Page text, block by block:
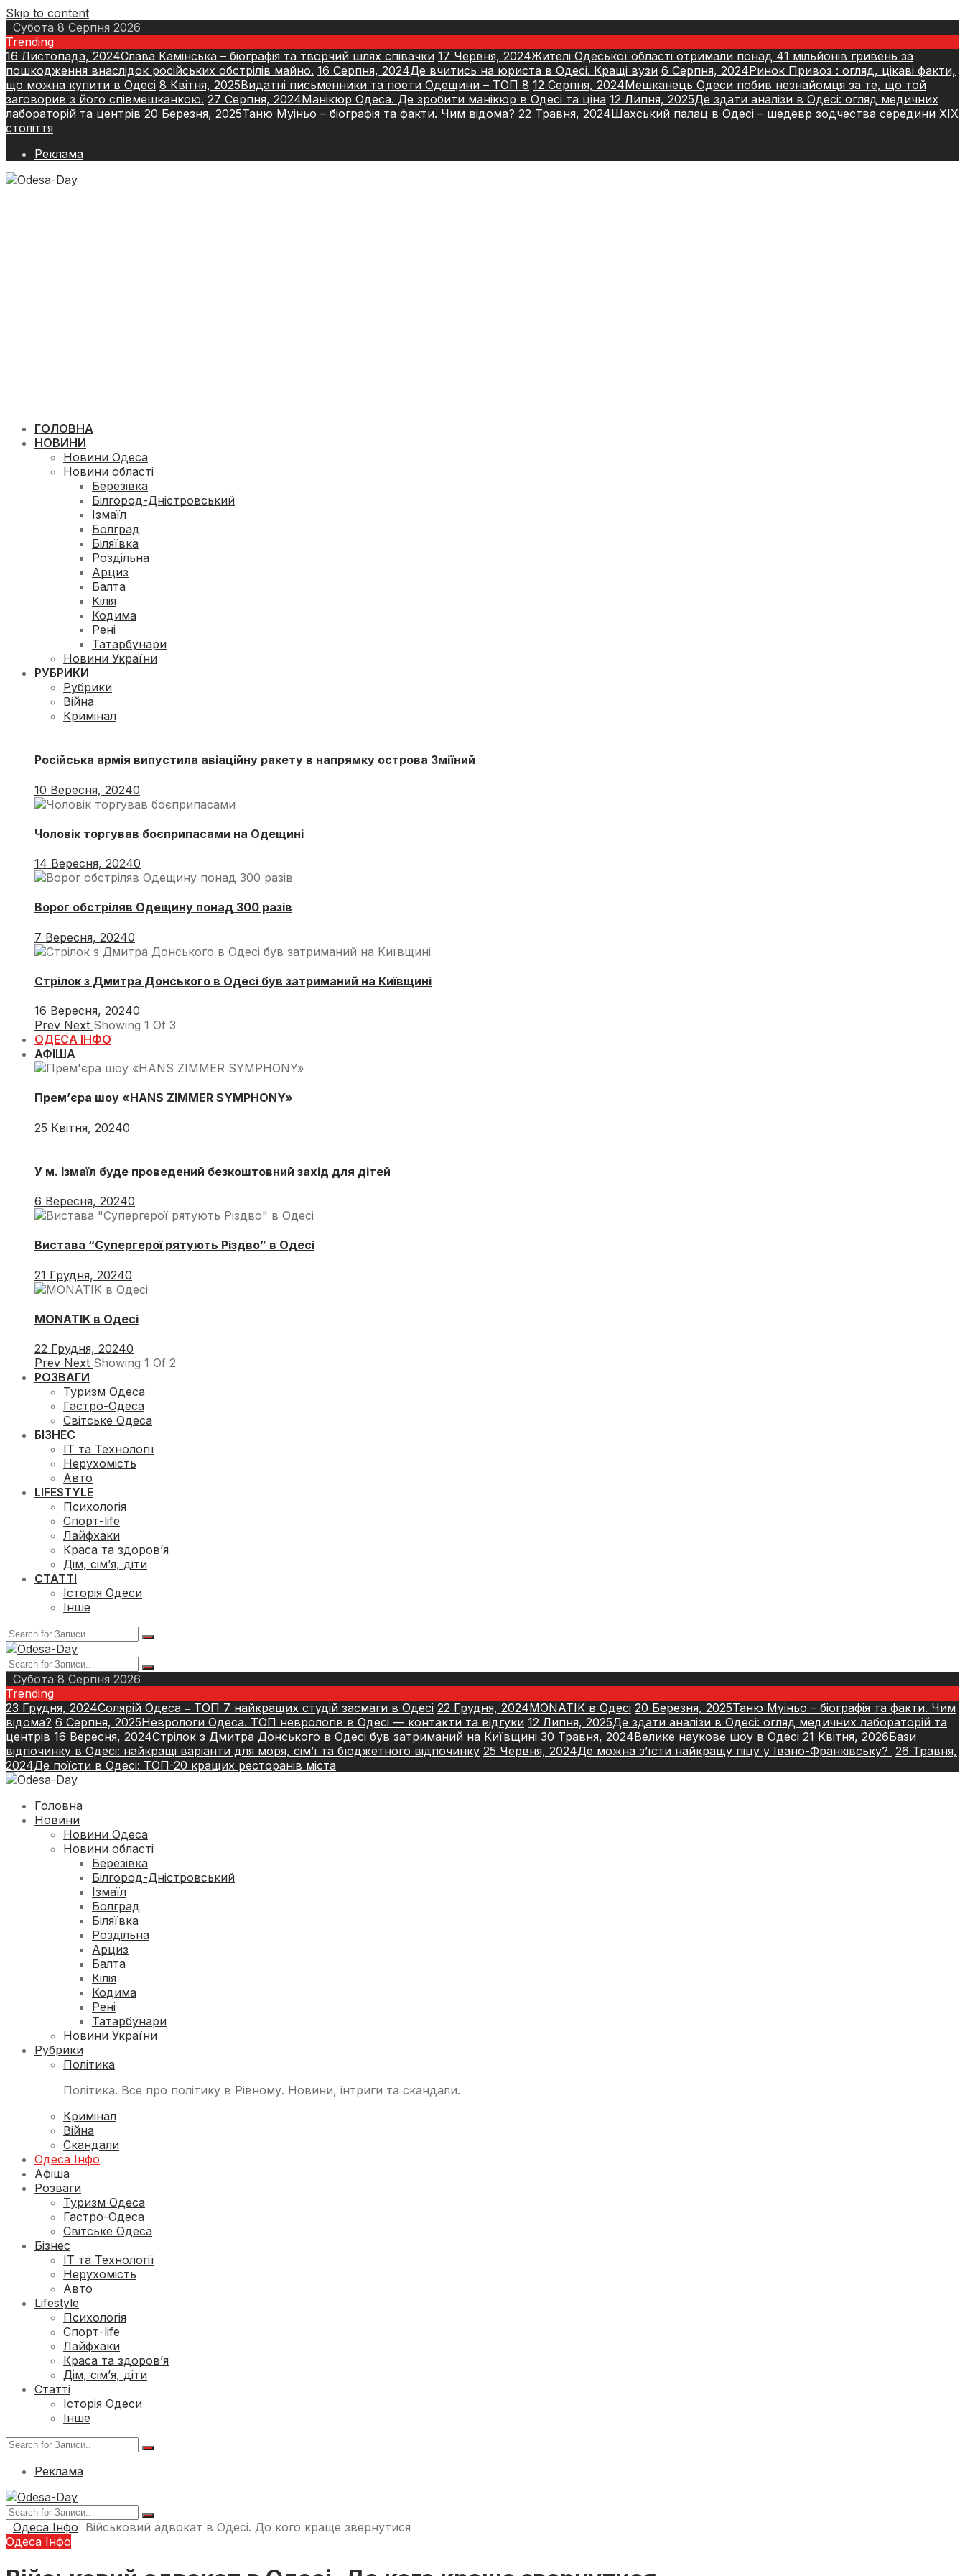
Skip to content
Субота 8 Серпня 2026
Trending
16 Листопада, 2024Слава Камінська – біографія та творчий шлях співачки 17 Червня, 2024Жителі Одеської області отримали понад 41 мільйонів гривень за
пошкодження внаслідок російських обстрілів майно. 16 Серпня, 2024Де вчитись на юриста в Одесі. Кращі вузи 6 Серпня, 2024Ринок Привоз : огляд, цікаві факти,
що можна купити в Одесі 8 Квітня, 2025Видатні письменники та поети Одещини – ТОП 8 12 Серпня, 2024Мешканець Одеси побив незнайомця за те, що той
заговорив з його співмешканкою. 27 Серпня, 2024Манікюр Одеса. Де зробити манікюр в Одесі та ціна 12 Липня, 2025Де здати аналізи в Одесі: огляд медичних
лабораторій та центрів 20 Березня, 2025Таню Муіньо – біографія та факти. Чим відома? 22 Травня, 2024Шахський палац в Одесі – шедевр зодчества середини ХІХ
століття
Реклама
ГОЛОВНА
НОВИНИ
Новини Одеса
Новини області
Березівка
Білгород-Дністровський
Ізмаїл
Болград
Біляївка
Роздільна
Арциз
Балта
Кілія
Кодима
Рені
Татарбунари
Новини України
РУБРИКИ
Рубрики
Війна
Кримінал
Російська армія випустила авіаційну ракету в напрямку острова Зміїний
10 Вересня, 20240
Чоловік торгував боєприпасами на Одещині
14 Вересня, 20240
Ворог обстріляв Одещину понад 300 разів
7 Вересня, 20240
Стрілок з Дмитра Донського в Одесі був затриманий на Київщині
16 Вересня, 20240
Prev Next Showing 1 Of 3
ОДЕСА ІНФО
АФІША
Прем’єра шоу «HANS ZIMMER SYMPHONY»
25 Квітня, 20240
У м. Ізмаїл буде проведений безкоштовний захід для дітей
6 Вересня, 20240
Вистава “Супергерої рятують Різдво” в Одесі
21 Грудня, 20240
MONATIK в Одесі
22 Грудня, 20240
Prev Next Showing 1 Of 2
РОЗВАГИ
Туризм Одеса
Гастро-Одеса
Світське Одеса
БІЗНЕС
ІТ та Технології
Нерухомість
Авто
LIFESTYLE
Психологія
Спорт-life
Лайфхаки
Краса та здоров’я
Дім, сім’я, діти
СТАТТІ
Історія Одеси
Інше
Субота 8 Серпня 2026
Trending
23 Грудня, 2024Солярій Одеса ‒ ТОП 7 найкращих студій засмаги в Одесі 22 Грудня, 2024MONATIK в Одесі 20 Березня, 2025Таню Муіньо – біографія та факти. Чим
відома? 6 Серпня, 2025Неврологи Одеса. ТОП неврологів в Одесі — контакти та відгуки 12 Липня, 2025Де здати аналізи в Одесі: огляд медичних лабораторій та
центрів 16 Вересня, 2024Стрілок з Дмитра Донського в Одесі був затриманий на Київщині 30 Травня, 2024Велике наукове шоу в Одесі 21 Квітня, 2026Бази
відпочинку в Одесі: найкращі варіанти для моря, сім’ї та бюджетного відпочинку 25 Червня, 2024Де можна з’їсти найкращу піцу у Івано-Франківську? 26 Травня,
2024Де поїсти в Одесі: ТОП-20 кращих ресторанів міста
Головна
Новини
Новини Одеса
Новини області
Березівка
Білгород-Дністровський
Ізмаїл
Болград
Біляївка
Роздільна
Арциз
Балта
Кілія
Кодима
Рені
Татарбунари
Новини України
Рубрики
Політика
Політика. Все про політику в Рівному. Новини, інтриги та скандали.
Кримінал
Війна
Скандали
Одеса Інфо
Афіша
Розваги
Туризм Одеса
Гастро-Одеса
Світське Одеса
Бізнес
ІТ та Технології
Нерухомість
Авто
Lifestyle
Психологія
Спорт-life
Лайфхаки
Краса та здоров’я
Дім, сім’я, діти
Статті
Історія Одеси
Інше
Реклама
Одеса Інфо Військовий адвокат в Одесі. До кого краще звернутися
Одеса Інфо